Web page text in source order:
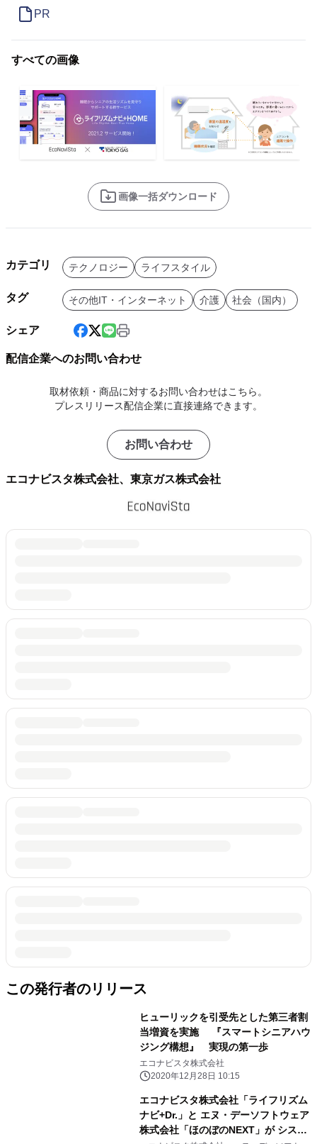
PR
すべての画像
画像一括ダウンロード
カテゴリ テクノロジー ライフスタイル
タグ その他IT・インターネット 介護 社会（国内）
シェア
配信企業へのお問い合わせ
取材依頼・商品に対するお問い合わせはこちら。
プレスリリース配信企業に直接連絡できます。
お問い合わせ
エコナビスタ株式会社、東京ガス株式会社
この発行者のリリース
ヒューリックを引受先とした第三者割
当増資を実施 『スマートシニアハウ
ジング構想』 実現の第一歩
エコナビスタ株式会社
2020年12月28日 10:15
エコナビスタ株式会社「ライフリズム
ナビ+Dr.」と エヌ・デーソフトウェア
株式会社「ほのぼのNEXT」が システ